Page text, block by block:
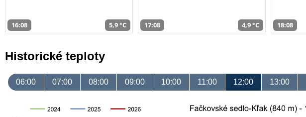
16:08 5,9 °C 17:08 4,9 °C 18:08
Historické teploty
06:00 07:00 08:00 09:00 10:00 11:00 12:00 13:00